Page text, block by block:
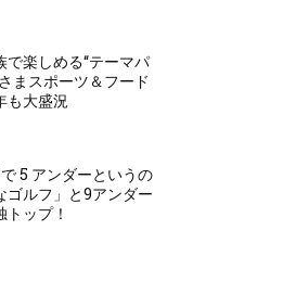
で楽しめる“テーマパ
まスポーツ＆フード
も大盛況
5 アンダーというの
ゴルフ」と9アンダー
ップ！